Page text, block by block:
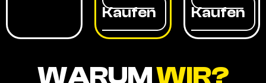
Kaufen
Kaufen
WARUMWIR?